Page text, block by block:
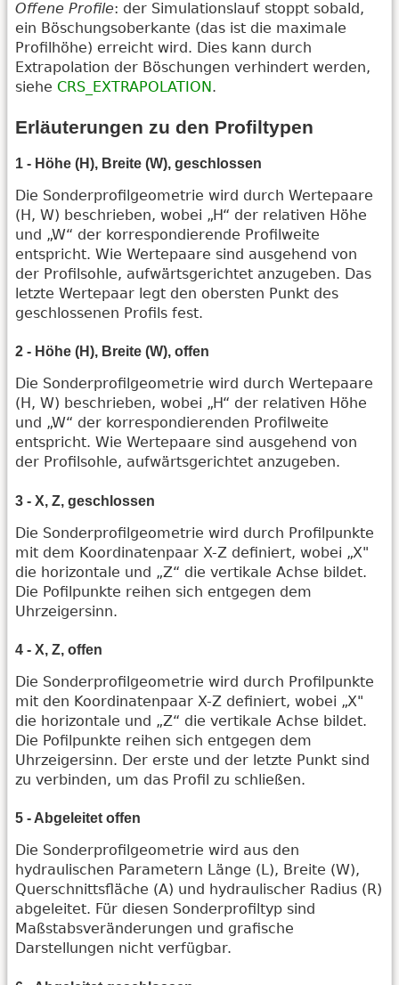
Offene Profile: der Simulationslauf stoppt sobald,
ein Böschungsoberkante (das ist die maximale
Profilhöhe) erreicht wird. Dies kann durch
Extrapolation der Böschungen verhindert werden,
siehe CRS_EXTRAPOLATION.
Erläuterungen zu den Profiltypen
1 - Höhe (H), Breite (W), geschlossen
Die Sonderprofilgeometrie wird durch Wertepaare
(H, W) beschrieben, wobei „H“ der relativen Höhe
und „W“ der korrespondierende Profilweite
entspricht. Wie Wertepaare sind ausgehend von
der Profilsohle, aufwärtsgerichtet anzugeben. Das
letzte Wertepaar legt den obersten Punkt des
geschlossenen Profils fest.
2 - Höhe (H), Breite (W), offen
Die Sonderprofilgeometrie wird durch Wertepaare
(H, W) beschrieben, wobei „H“ der relativen Höhe
und „W“ der korrespondierenden Profilweite
entspricht. Wie Wertepaare sind ausgehend von
der Profilsohle, aufwärtsgerichtet anzugeben.
3 - X, Z, geschlossen
Die Sonderprofilgeometrie wird durch Profilpunkte
mit dem Koordinatenpaar X-Z definiert, wobei „X"
die horizontale und „Z“ die vertikale Achse bildet.
Die Pofilpunkte reihen sich entgegen dem
Uhrzeigersinn.
4 - X, Z, offen
Die Sonderprofilgeometrie wird durch Profilpunkte
mit den Koordinatenpaar X-Z definiert, wobei „X"
die horizontale und „Z“ die vertikale Achse bildet.
Die Pofilpunkte reihen sich entgegen dem
Uhrzeigersinn. Der erste und der letzte Punkt sind
zu verbinden, um das Profil zu schließen.
5 - Abgeleitet offen
Die Sonderprofilgeometrie wird aus den
hydraulischen Parametern Länge (L), Breite (W),
Querschnittsfläche (A) und hydraulischer Radius (R)
abgeleitet. Für diesen Sonderprofiltyp sind
Maßstabsveränderungen und grafische
Darstellungen nicht verfügbar.